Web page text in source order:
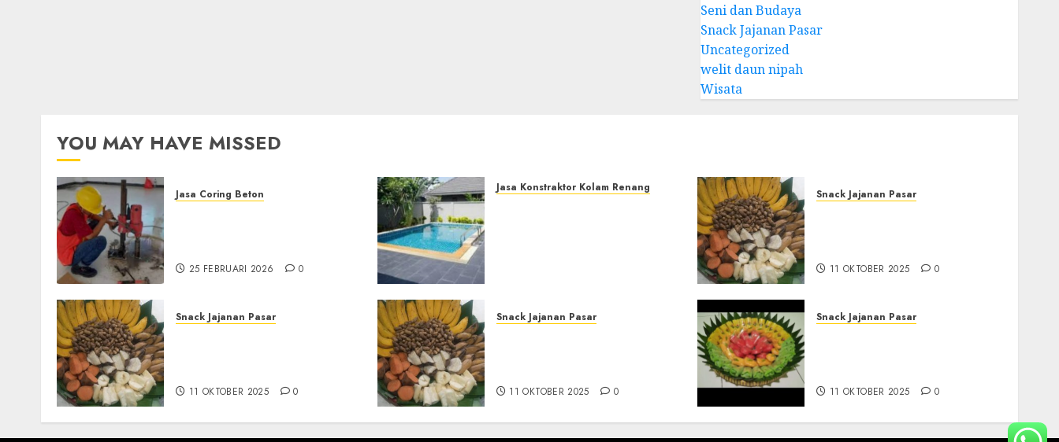
Seni dan Budaya
Snack Jajanan Pasar
Uncategorized
welit daun nipah
Wisata
YOU MAY HAVE MISSED
Jasa Coring Beton
Terdekat|Termurah|Presisi|Profesional
25 FEBRUARI 2026 0
Jasa Konstraktor Kolam Renang Snack Jajanan Pasar
11 OKTOBER 2025 0
Snack Jajanan Pasar
11 OKTOBER 2025 0
Snack Jajanan Pasar
11 OKTOBER 2025 0
Snack Jajanan Pasar
11 OKTOBER 2025 0